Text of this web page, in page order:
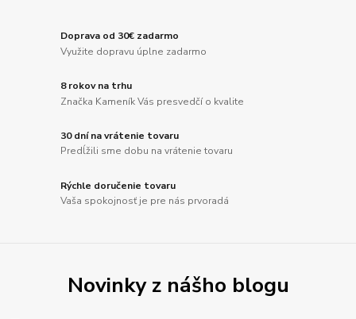
Doprava od 30€ zadarmo
Využite dopravu úplne zadarmo
8 rokov na trhu
Značka Kameník Vás presvedčí o kvalite
30 dní na vrátenie tovaru
Predĺžili sme dobu na vrátenie tovaru
Rýchle doručenie tovaru
Vaša spokojnosť je pre nás prvoradá
Novinky z nášho blogu